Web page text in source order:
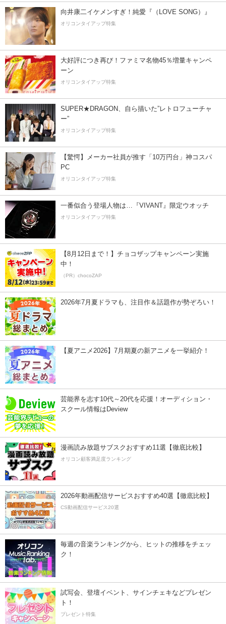
向井康二イケメンすぎ！純愛『（LOVE SONG）』
オリコンタイアップ特集
大好評につき再び！ファミマ名物45％増量キャンペ
ーン
オリコンタイアップ特集
SUPER★DRAGON、自ら描いた”レトロフューチャ
ー”
オリコンタイアップ特集
【驚愕】メーカー社員が推す「10万円台」神コスパ
PC
オリコンタイアップ特集
一番似合う登場人物は…『VIVANT』限定ウオッチ
オリコンタイアップ特集
【8月12日まで！】チョコザップキャンペーン実施
中！
（PR）chocoZAP
2026年7月夏ドラマも、注目作＆話題作が勢ぞろい！
【夏アニメ2026】7月期夏の新アニメを一挙紹介！
芸能界を志す10代～20代を応援！オーディション・
スクール情報はDeview
漫画読み放題サブスクおすすめ11選【徹底比較】
オリコン顧客満足度ランキング
2026年動画配信サービスおすすめ40選【徹底比較】
CS動画配信サービス20選
毎週の音楽ランキングから、ヒットの推移をチェッ
ク！
試写会、登壇イベント、サインチェキなどプレゼン
ト！
プレゼント特集